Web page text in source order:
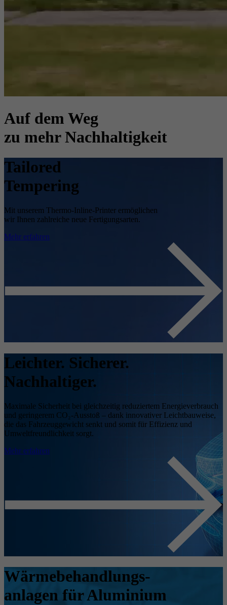
Auf dem Weg
zu mehr Nachhaltigkeit
Tailored
Tempering
Mit unserem Thermo-Inline-Printer ermöglichen
wir Ihnen zahlreiche neue Fertigungsarten.
Mehr erfahren
Leichter. Sicherer.
Nachhaltiger.
Maximale Sicherheit bei gleichzeitig reduziertem Energieverbrauch
und geringerem CO₂-Ausstoß – dank innovativer Leichtbauweise,
die das Fahrzeuggewicht senkt und somit für Effizienz und
Umweltfreundlichkeit sorgt.
Mehr erfahren
Wärmebehandlungs-
anlagen für Aluminium